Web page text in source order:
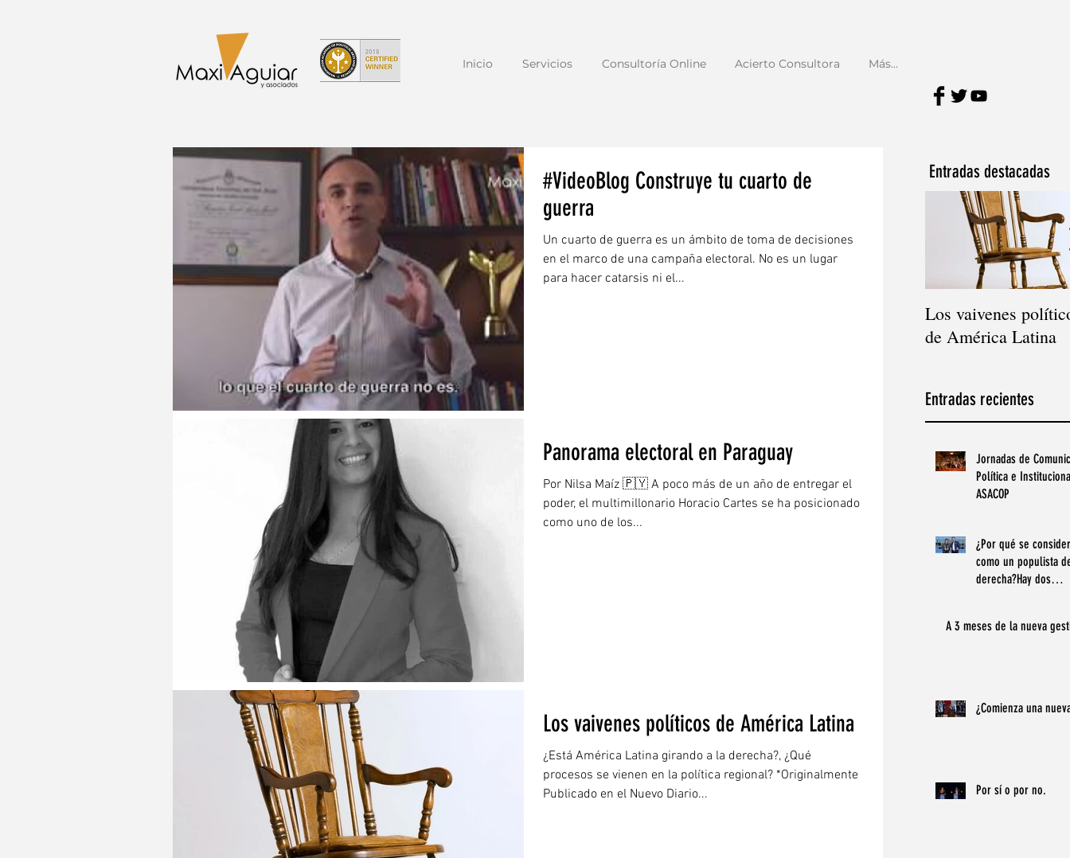
Inicio Servicios Consultoría Online Acierto Consultora Más...
#VideoBlog Construye tu cuarto de
guerra
Un cuarto de guerra es un ámbito de toma de decisiones
en el marco de una campaña electoral. No es un lugar
para hacer catarsis ni el...
Panorama electoral en Paraguay
Por Nilsa Maíz 🇵🇾 A poco más de un año de entregar el
poder, el multimillonario Horacio Cartes se ha posicionado
como uno de los...
Los vaivenes políticos de América Latina
¿Está América Latina girando a la derecha?, ¿Qué
procesos se vienen en la política regional? *Originalmente
Publicado en el Nuevo Diario...
Entradas destacadas
Los vaivenes
de América Latina
Entradas recientes
Jornadas de
Política e
ASACOP
¿Por qué se
como un populista
derecha?Hay dos
como “aquel que
A 3 meses de la nueva
¿Comienza una
Por sí o por no.